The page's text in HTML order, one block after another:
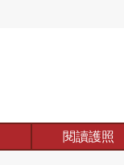
閱讀護照